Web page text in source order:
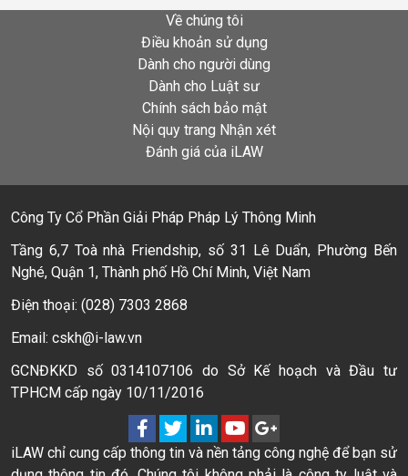
Về chúng tôi
Điều khoản sử dụng
Dành cho người dùng
Dành cho Luật sư
Chính sách bảo mật
Nội quy trang Nhận xét
Đánh giá của iLAW
Công Ty Cổ Phần Giải Pháp Pháp Lý Thông Minh
Tầng 6,7 Toà nhà Friendship, số 31 Lê Duẩn, Phường Bến
Nghé, Quận 1, Thành phố Hồ Chí Minh, Việt Nam
Điện thoại: (028) 7303 2868
Email: cskh@i-law.vn
GCNĐKKD số 0314107106 do Sở Kế hoạch và Đầu tư
TPHCM cấp ngày 10/11/2016
iLAW chỉ cung cấp thông tin và nền tảng công nghệ để bạn sử